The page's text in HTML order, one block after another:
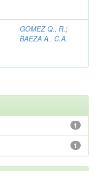
GOMEZ Q., R.;
BAEZA A., C.A.
1
1